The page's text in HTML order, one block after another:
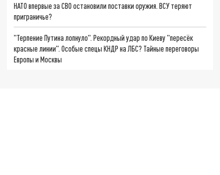
НАТО впервые за СВО остановили поставки оружия. ВСУ теряют
приграничье?
"Терпение Путина лопнуло". Рекордный удар по Киеву "пересёк
красные линии". Особые спецы КНДР на ЛБС? Тайные переговоры
Европы и Москвы